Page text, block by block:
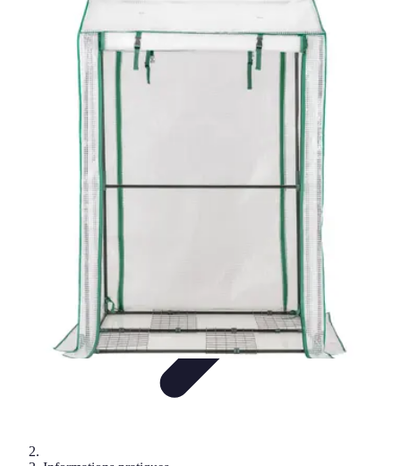
Fruits de Saison
SaisonsAlimentation saineArticles MensuelsChoix et
Conservation
Fruits de Saison